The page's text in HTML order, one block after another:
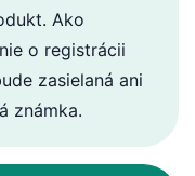
Ako
o registrácii
zasielaná ani
známka.